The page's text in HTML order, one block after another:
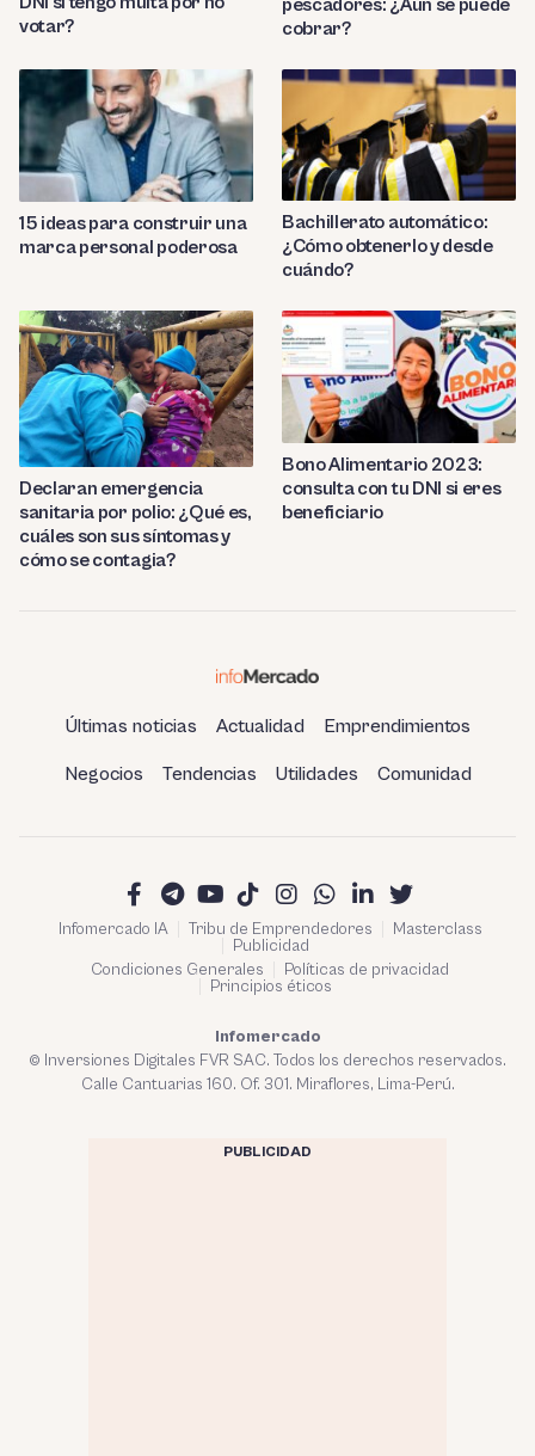
votar?
pescadores: ¿Aún se puede
cobrar?
15 ideas para construir una
marca personal poderosa
Bachillerato automático:
¿Cómo obtenerlo y desde
cuándo?
Declaran emergencia
sanitaria por polio: ¿Qué es,
cuáles son sus síntomas y
cómo se contagia?
Bono Alimentario 2023:
consulta con tu DNI si eres
beneficiario
Últimas noticias Actualidad Emprendimientos
Negocios Tendencias Utilidades Comunidad
Infomercado IA Tribu de Emprendedores
Masterclass
Publicidad
Condiciones Generales
Políticas de privacidad
Principios éticos
Infomercado
© Inversiones Digitales FVR SAC. Todos los derechos reservados.
Calle Cantuarias 160. Of. 301. Miraflores, Lima-Perú.
PUBLICIDAD